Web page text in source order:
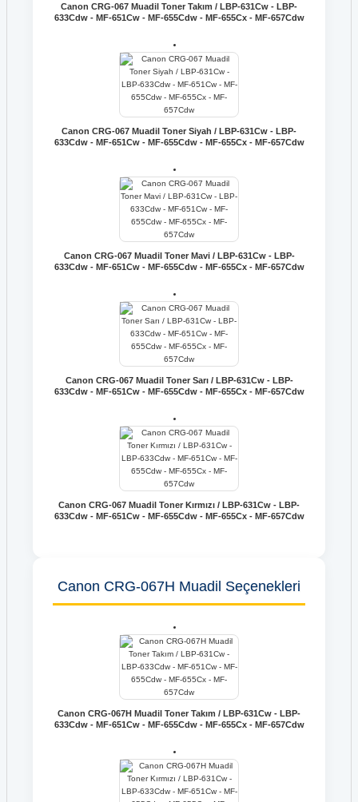
Canon CRG-067 Muadil Toner Takım / LBP-631Cw - LBP-
633Cdw - MF-651Cw - MF-655Cdw - MF-655Cx - MF-657Cdw
Canon CRG-067 Muadil Toner Siyah / LBP-631Cw - LBP-
633Cdw - MF-651Cw - MF-655Cdw - MF-655Cx - MF-657Cdw
Canon CRG-067 Muadil Toner Mavi / LBP-631Cw - LBP-
633Cdw - MF-651Cw - MF-655Cdw - MF-655Cx - MF-657Cdw
Canon CRG-067 Muadil Toner Sarı / LBP-631Cw - LBP-
633Cdw - MF-651Cw - MF-655Cdw - MF-655Cx - MF-657Cdw
Canon CRG-067 Muadil Toner Kırmızı / LBP-631Cw - LBP-
633Cdw - MF-651Cw - MF-655Cdw - MF-655Cx - MF-657Cdw
Canon CRG-067H Muadil Seçenekleri
Canon CRG-067H Muadil Toner Takım / LBP-631Cw - LBP-
633Cdw - MF-651Cw - MF-655Cdw - MF-655Cx - MF-657Cdw